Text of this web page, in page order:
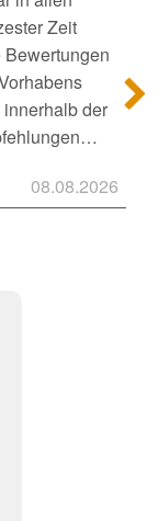
Zeit
der
weiß nun
Gefühl
08.08.2026